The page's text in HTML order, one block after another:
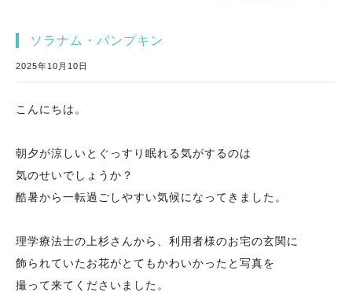
ソラナム・パンプキン
2025年10月10日
こんにちは。
朝夕が涼しいとぐっすり眠れる気がするのは
気のせいでしょうか？
酷暑から一転過ごしやすい気候になってきました。
理学療法士の上杉さんから、利用者様のお宅の玄関に
飾られていたお花がとてもかわいかったと写真を
撮って来てくださいました。